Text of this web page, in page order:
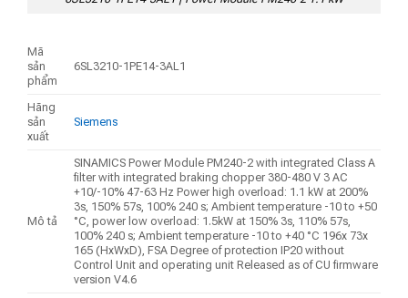
Mã
sản
phẩm
6SL3210-1PE14-3AL1
Hãng
sản
xuất
Siemens
Mô tả
SINAMICS Power Module PM240-2 with integrated Class A
filter with integrated braking chopper 380-480 V 3 AC
+10/-10% 47-63 Hz Power high overload: 1.1 kW at 200%
3s, 150% 57s, 100% 240 s; Ambient temperature -10 to +50
°C, power low overload: 1.5kW at 150% 3s, 110% 57s,
100% 240 s; Ambient temperature -10 to +40 °C 196x 73x
165 (HxWxD), FSA Degree of protection IP20 without
Control Unit and operating unit Released as of CU firmware
version V4.6